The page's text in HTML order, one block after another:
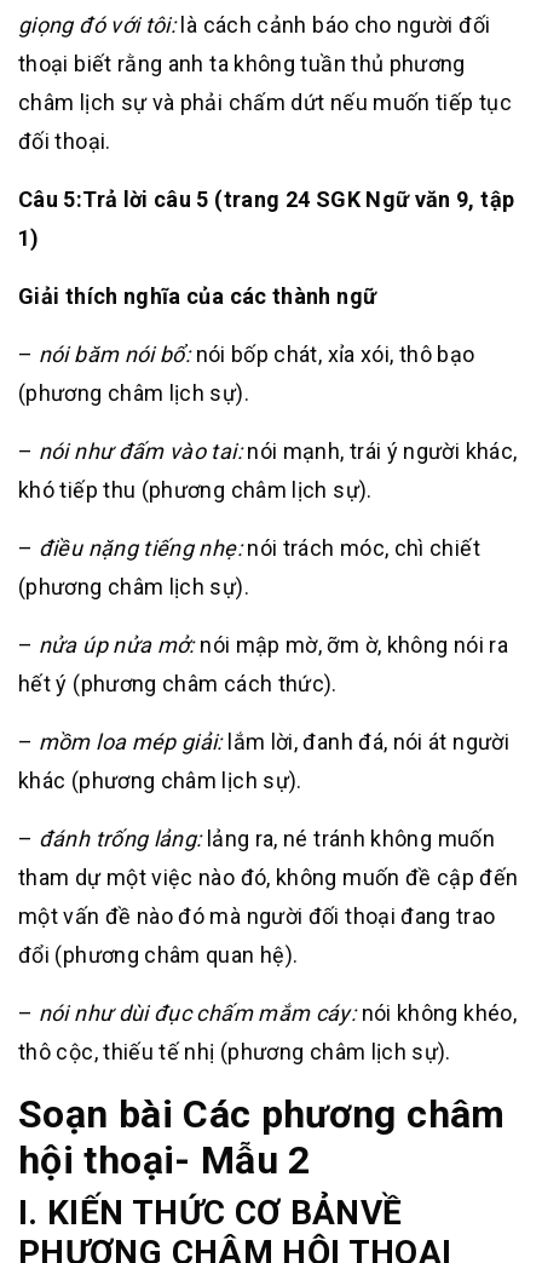
giọng đó với tôi:là cách cảnh báo cho người đối
thoại biết rằng anh ta không tuần thủ phương
châm lịch sự và phải chấm dứt nếu muốn tiếp tục
đối thoại.
Câu 5:Trả lời câu 5 (trang 24 SGK Ngữ văn 9, tập
1)
Giải thích nghĩa của các thành ngữ
– nói băm nói bổ:nói bốp chát, xỉa xói, thô bạo
(phương châm lịch sự).
– nói như đấm vào tai:nói mạnh, trái ý người khác,
khó tiếp thu (phương châm lịch sự).
– điều nặng tiếng nhẹ:nói trách móc, chì chiết
(phương châm lịch sự).
– nửa úp nửa mở:nói mập mờ, ỡm ờ, không nói ra
hết ý (phương châm cách thức).
– mồm loa mép giải:lắm lời, đanh đá, nói át người
khác (phương châm lịch sự).
– đánh trống lảng:lảng ra, né tránh không muốn
tham dự một việc nào đó, không muốn đề cập đến
một vấn đề nào đó mà người đối thoại đang trao
đổi (phương châm quan hệ).
– nói như dùi đục chấm mắm cáy:nói không khéo,
thô cộc, thiếu tế nhị (phương châm lịch sự).
Soạn bài Các phương châm
hội thoại- Mẫu 2
I. KIẾN THỨC CƠ BẢNVỀ
PHƯƠNG CHÂM HỘI THOẠI